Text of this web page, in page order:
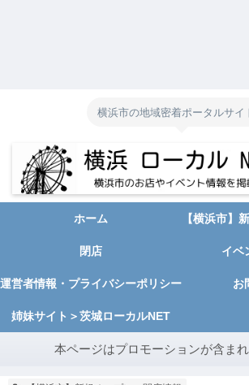
横浜市の地域密着ポータルサイ
ホーム 【横浜市】
閉店 イベ
運営者情報・プライバシーポリシー お
姉妹サイト＞茨城ローカルNET
本ページはプロモーションが含まれ